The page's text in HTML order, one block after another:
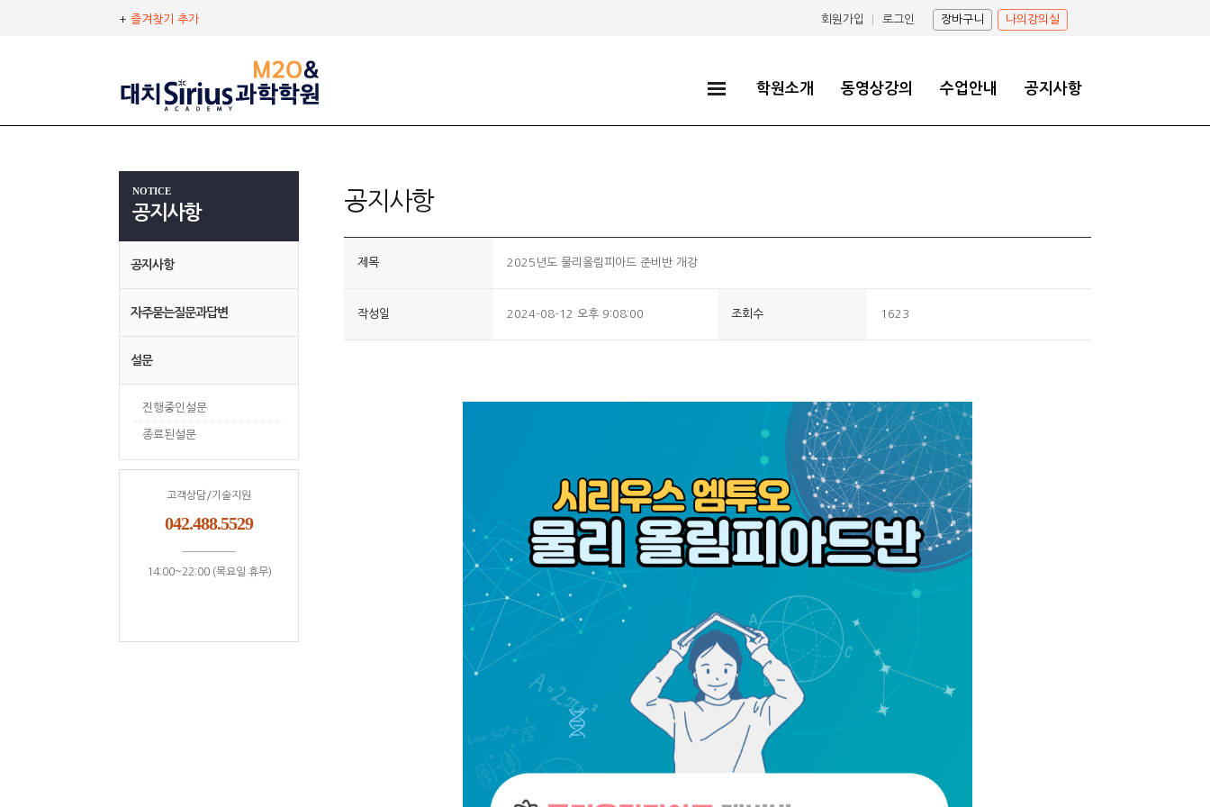
+ 즐겨찾기 추가 회원가입 로그인 장바구니 나의강의실
학원소개 동영상강의 수업안내 공지사항
NOTICE
공지사항
공지사항
자주묻는질문과답변
설문
진행중인설문
종료된설문
고객상담/기술지원
042.488.5529
14:00~22:00 (목요일 휴무)
공지사항
제목 2025년도 물리올림피아드 준비반 개강
작성일 2024-08-12 오후 9:08:00 조회수 1623